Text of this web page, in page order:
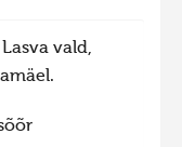
vald,